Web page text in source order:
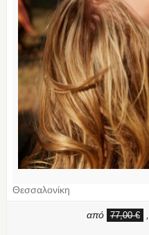
Θεσσαλονίκη
από 77,00 €